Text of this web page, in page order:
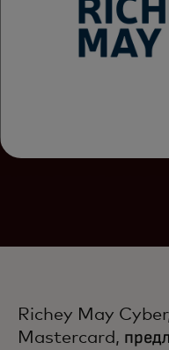
Richey May
Mastercard,